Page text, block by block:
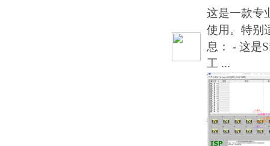
这是一款专
使用。特别
息： - 这是
工 ...